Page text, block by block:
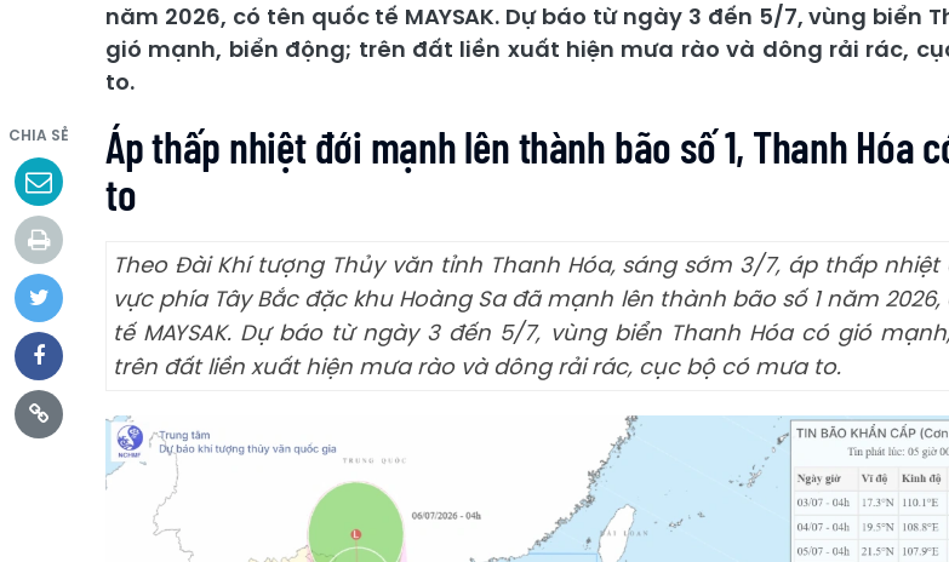
năm 2026, có tên quốc tế MAYSAK. Dự báo từ ngày 3 đến 5/7, vùng biển
gió mạnh, biển động; trên đất liền xuất hiện mưa rào và dông rải rác,
to.
CHIA SẺ
Áp thấp nhiệt đới mạnh lên thành bão số 1, Thanh Hóa
to
Theo Đài Khí tượng Thủy văn tỉnh Thanh Hóa, sáng sớm 3/7, áp thấp
vực phía Tây Bắc đặc khu Hoàng Sa đã mạnh lên thành bão số 1 năm
tế MAYSAK. Dự báo từ ngày 3 đến 5/7, vùng biển Thanh Hóa có gió
trên đất liền xuất hiện mưa rào và dông rải rác, cục bộ có mưa to.